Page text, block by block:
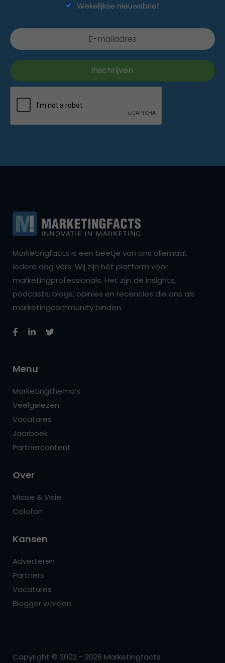
Wekelijkse nieuwsbrief
Marketingfacts is een beetje van ons allemaal,
iedere dag vers. Wij zijn hét platform voor
marketingprofessionals. Het zijn de insights,
podcasts, blogs, opinies en recencies die ons als
marketingcommunity binden.
Menu
Marketingthema’s
Veelgelezen
Vacatures
Jaarboek
Partnercontent
Over
Missie & Visie
Colofon
Kansen
Adverteren
Partners
Vacatures
Blogger worden
Copyright © 2002 - 2026 Marketingfacts